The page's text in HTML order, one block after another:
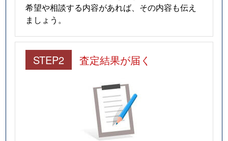
希望や相談する内容があれば、その内容も伝え
ましょう。
STEP2 査定結果が届く